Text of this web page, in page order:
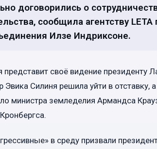
договорились о
сообщила агентству
Илзе Индриксоне.
своё видение президенту
Силиня решила уйти в отставку,
министра земледелия Армандса
в среду призвали